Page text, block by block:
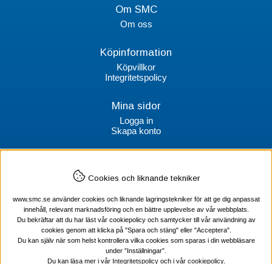
Om SMC
Om oss
Köpinformation
Köpvillkor
Integritetspolicy
Mina sidor
Logga in
Skapa konto
SMC Stockholms Maskincentral AB
100 64 Stockholm
Tel Verktyg: 08-578 55 230
Tel Värmekabel: 08-578 55 240
Cookies och liknande tekniker
www.smc.se använder cookies och liknande lagringstekniker för att ge dig anpassat
innehåll, relevant marknadsföring och en bättre upplevelse av vår webbplats.
Du bekräftar att du har läst vår cookiepolicy och samtycker till vår användning av
cookies genom att klicka på "Spara och stäng" eller "Acceptera".
Du kan själv när som helst kontrollera vilka cookies som sparas i din webbläsare
under ”Inställningar”.
Du kan läsa mer i vår Integritetspolicyoch i vår cookiepolicy.